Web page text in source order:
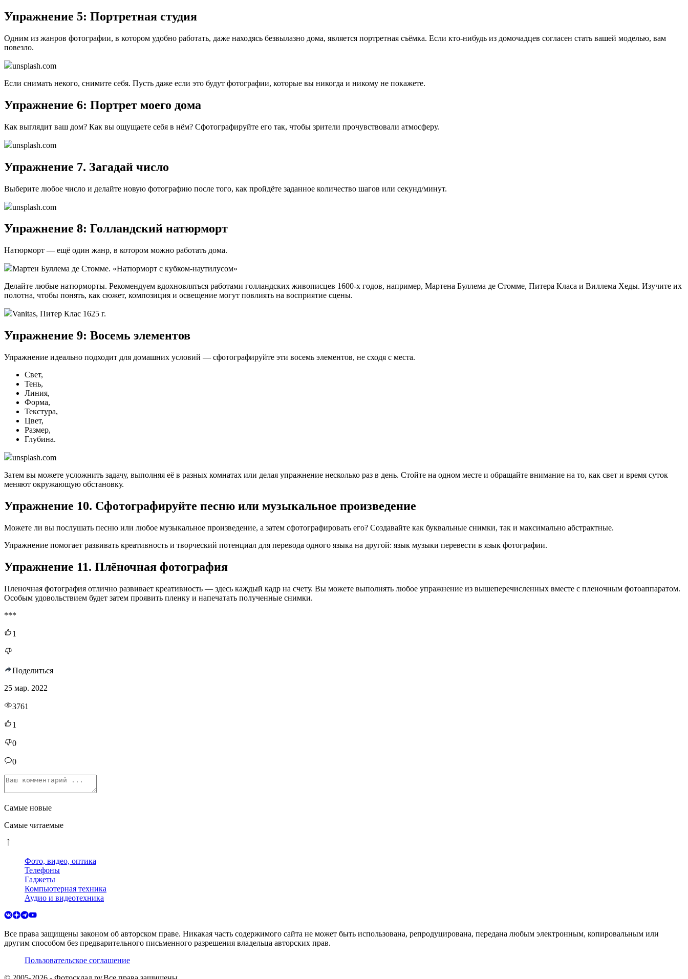
Упражнение 5: Портретная студия
Одним из жанров фотографии, в котором удобно работать, даже находясь безвылазно дома, является портретная съёмка. Если кто-нибудь из домочадцев согласен стать вашей моделью, вам
повезло.
unsplash.com
Если снимать некого, снимите себя. Пусть даже если это будут фотографии, которые вы никогда и никому не покажете.
Упражнение 6: Портрет моего дома
Как выглядит ваш дом? Как вы ощущаете себя в нём? Сфотографируйте его так, чтобы зрители прочувствовали атмосферу.
unsplash.com
Упражнение 7. Загадай число
Выберите любое число и делайте новую фотографию после того, как пройдёте заданное количество шагов или секунд/минут.
unsplash.com
Упражнение 8: Голландский натюрморт
Натюрморт — ещё один жанр, в котором можно работать дома.
Мартен Буллема де Стомме. «Натюрморт с кубком-наутилусом»
Делайте любые натюрморты. Рекомендуем вдохновляться работами голландских живописцев 1600-х годов, например, Мартена Буллема де Стомме, Питера Класа и Виллема Хеды. Изучите их
полотна, чтобы понять, как сюжет, композиция и освещение могут повлиять на восприятие сцены.
Vanitas, Питер Клас 1625 г.
Упражнение 9: Восемь элементов
Упражнение идеально подходит для домашних условий — сфотографируйте эти восемь элементов, не сходя с места.
Свет,
Тень,
Линия,
Форма,
Текстура,
Цвет,
Размер,
Глубина.
unsplash.com
Затем вы можете усложнить задачу, выполняя её в разных комнатах или делая упражнение несколько раз в день. Стойте на одном месте и обращайте внимание на то, как свет и время суток
меняют окружающую обстановку.
Упражнение 10. Сфотографируйте песню или музыкальное произведение
Можете ли вы послушать песню или любое музыкальное произведение, а затем сфотографировать его? Создавайте как буквальные снимки, так и максимально абстрактные.
Упражнение помогает развивать креативность и творческий потенциал для перевода одного языка на другой: язык музыки перевести в язык фотографии.
Упражнение 11. Плёночная фотография
Пленочная фотография отлично развивает креативность — здесь каждый кадр на счету. Вы можете выполнять любое упражнение из вышеперечисленных вместе с пленочным фотоаппаратом.
Особым удовольствием будет затем проявить пленку и напечатать полученные снимки.
***
1
Поделиться
25 мар. 2022
3761
1
0
0
Самые новые
Самые читаемые
Фото, видео, оптика
Телефоны
Гаджеты
Компьютерная техника
Аудио и видеотехника
Все права защищены законом об авторском праве. Никакая часть содержимого сайта не может быть использована, репродуцирована, передана любым электронным, копировальным или
другим способом без предварительного письменного разрешения владельца авторских прав.
Пользовательское соглашение